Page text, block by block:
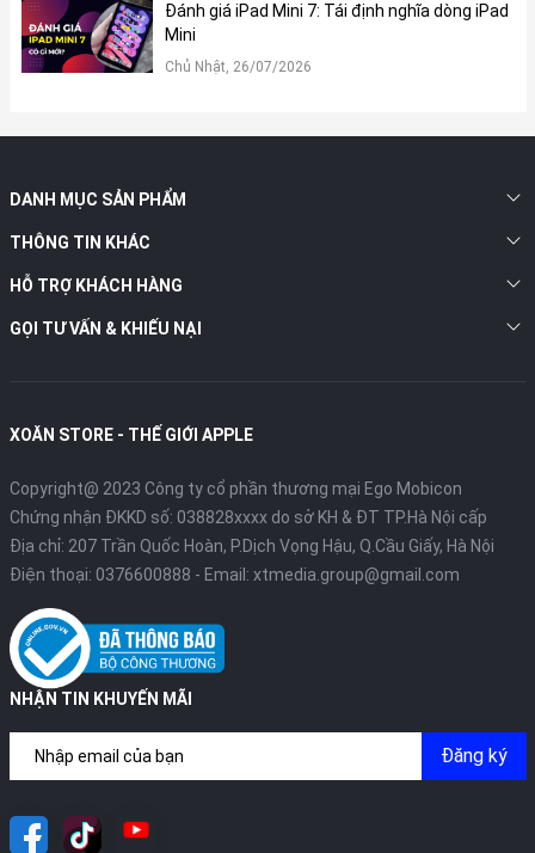
Màn hình trên iPad Pro M4 mang lại màu đen sâu hơn, chân thực
hơn và chi tiết hơn trong điều kiện ánh sáng yếu, với điểm nổi
bật sáng hơn và thời gian đáp ứng nhanh hơn đối với nội dung
4. Hiệu năng:
tính năng AI. Điều này đã đánh dấu một bước tiến mạnh mẽ của
Apple trong việc đưa iPad tiệm cận hơn đến các dòng MacBook.
Về vi xử lý, chip Apple M4 đã được nâng cấp mạnh mẽ với các
tính năng AI. Sử dụng công nghệ tiến trình 3 nm, chip Apple M4
đã được cải thiện để xử lý các tác vụ nặng và tiết kiệm năng
lượng tốt hơn.
5. Camera:
cạnh viền bên để tăng cường trải nghiệm gọi video. Ngoài ra,
Đánh giá iPad Mini 7: Tái định nghĩa dòng iPad
Mini
Chủ Nhật, 26/07/2026
DANH MỤC SẢN PHẨM
THÔNG TIN KHÁC
HỖ TRỢ KHÁCH HÀNG
GỌI TƯ VẤN & KHIẾU NẠI
XOĂN STORE - THẾ GIỚI APPLE
Copyright@ 2023 Công ty cổ phần thương mại Ego Mobicon
Chứng nhận ĐKKD số: 038828xxxx do sở KH & ĐT TP.Hà Nội cấp
Địa chỉ: 207 Trần Quốc Hoàn, P.Dịch Vọng Hậu, Q.Cầu Giấy, Hà Nội
Điện thoại: 0376600888 - Email: xtmedia.group@gmail.com
NHẬN TIN KHUYẾN MÃI
Đăng ký